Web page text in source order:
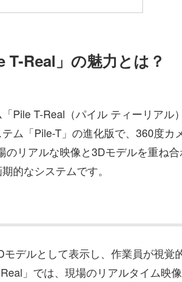
Real」の魅力とは？
Pile T-Real（パイル ティーリアル
ム「Pile-T」の進化版で、360度カ
リアルな映像と3Dモデルを重ね合
的なシステムです。
デルとして表示し、作業員が視覚
」では、現場のリアルタイム映